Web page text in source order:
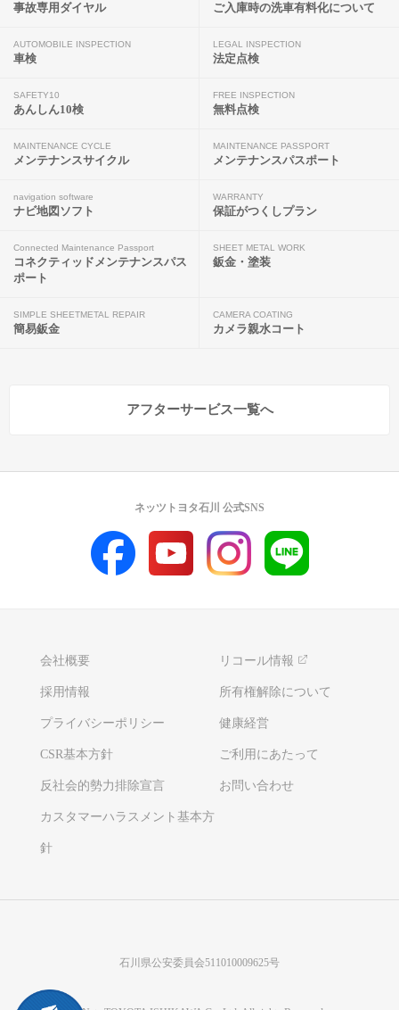
事故専用ダイヤル ご入庫時の洗車有料化について
AUTOMOBILE INSPECTION
車検
LEGAL INSPECTION
法定点検
SAFETY10
あんしん10検
FREE INSPECTION
無料点検
MAINTENANCE CYCLE
メンテナンスサイクル
MAINTENANCE PASSPORT
メンテナンスパスポート
navigation software
ナビ地図ソフト
WARRANTY
保証がつくしプラン
Connected Maintenance Passport
コネクティッドメンテナンスパス
ポート
SHEET METAL WORK
鈑金・塗装
SIMPLE SHEETMETAL REPAIR
簡易鈑金
CAMERA COATING
カメラ親水コート
アフターサービス一覧へ
会社概要 リコール情報
採用情報 所有権解除について
プライバシーポリシー 健康経営
CSR基本方針 ご利用にあたって
反社会的勢力排除宣言 お問い合わせ
カスタマーハラスメント基本方
針
ネッツトヨタ石川 公式SNS
石川県公安委員会511010009625号